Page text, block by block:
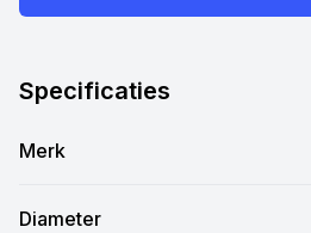
Specificaties
Merk
Diameter